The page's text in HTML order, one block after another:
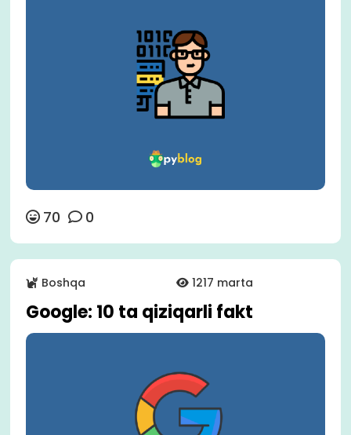
70 0
Boshqa 1217 marta
Google: 10 ta qiziqarli fakt